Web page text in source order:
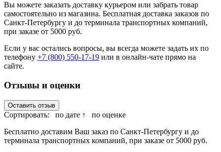
Вы можете заказать доставку курьером или забрать товар
самостоятельно из магазина. Бесплатная доставка заказов по
Санкт-Петербургу и до терминала транспортных компаний,
при заказе от 5000 руб.
Если у вас остались вопросы, вы всегда можете задать их по
телефону +7 (800) 550-17-19 или в онлайн-чате прямо на
сайте.
Отзывы и оценки
Оставить отзыв
Сортировать: по дате ↑
по оценке
Бесплатно доставим Ваш заказ по Санкт-Петербургу и до
терминала транспортных компаний, при заказе от 5000 руб.